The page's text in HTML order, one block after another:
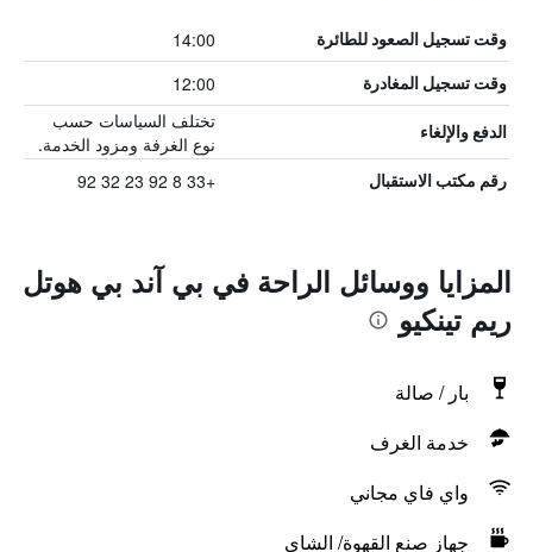
وقت تسجيل الصعود للطائرة 14:00
وقت تسجيل المغادرة 12:00
الدفع والإلغاء
تختلف السياسات حسب
نوع الغرفة ومزود الخدمة.
رقم مكتب الاستقبال +33 8 92 23 32 92
المزايا ووسائل الراحة في بي آند بي هوتل
ريم تينكيو
بار / صالة
خدمة الغرف
واي فاي مجاني
جهاز صنع القهوة/ الشاي